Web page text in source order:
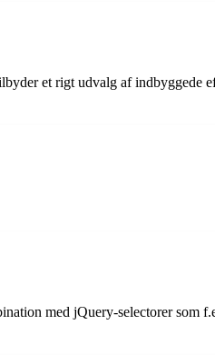
et rigt udvalg af indbyggede
med jQuery-selectorer som